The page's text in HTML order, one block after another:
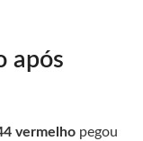
após
vermelho pegou